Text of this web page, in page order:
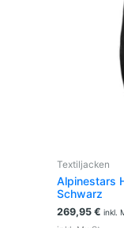
Textiljacken
Alpinestars
Schwarz
269,95 € inkl.